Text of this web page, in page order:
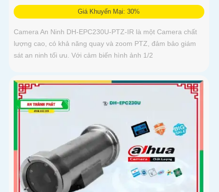
Giá Khuyến Mại: 30%
Camera An Ninh DH-EPC230U-PTZ-IR là một Camera chất
lượng cao, có khả năng quay và zoom PTZ, đảm bảo giám
sát an ninh tối ưu. Với cảm biến hình ảnh 1/2